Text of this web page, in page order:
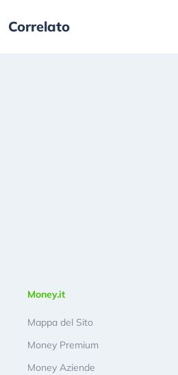
Correlato
Money.it
Mappa del Sito
Money Premium
Money Aziende